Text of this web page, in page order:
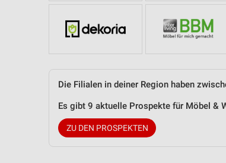
Die Filialen in deiner Region haben
Es gibt 9 aktuelle Prospekte für Möbel &
ZU DEN PROSPEKTEN